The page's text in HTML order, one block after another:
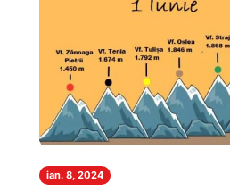
ian. 8, 2024